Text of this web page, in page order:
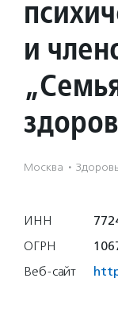
и
Москва ·
ИНН
ОГРН
Веб-сайт